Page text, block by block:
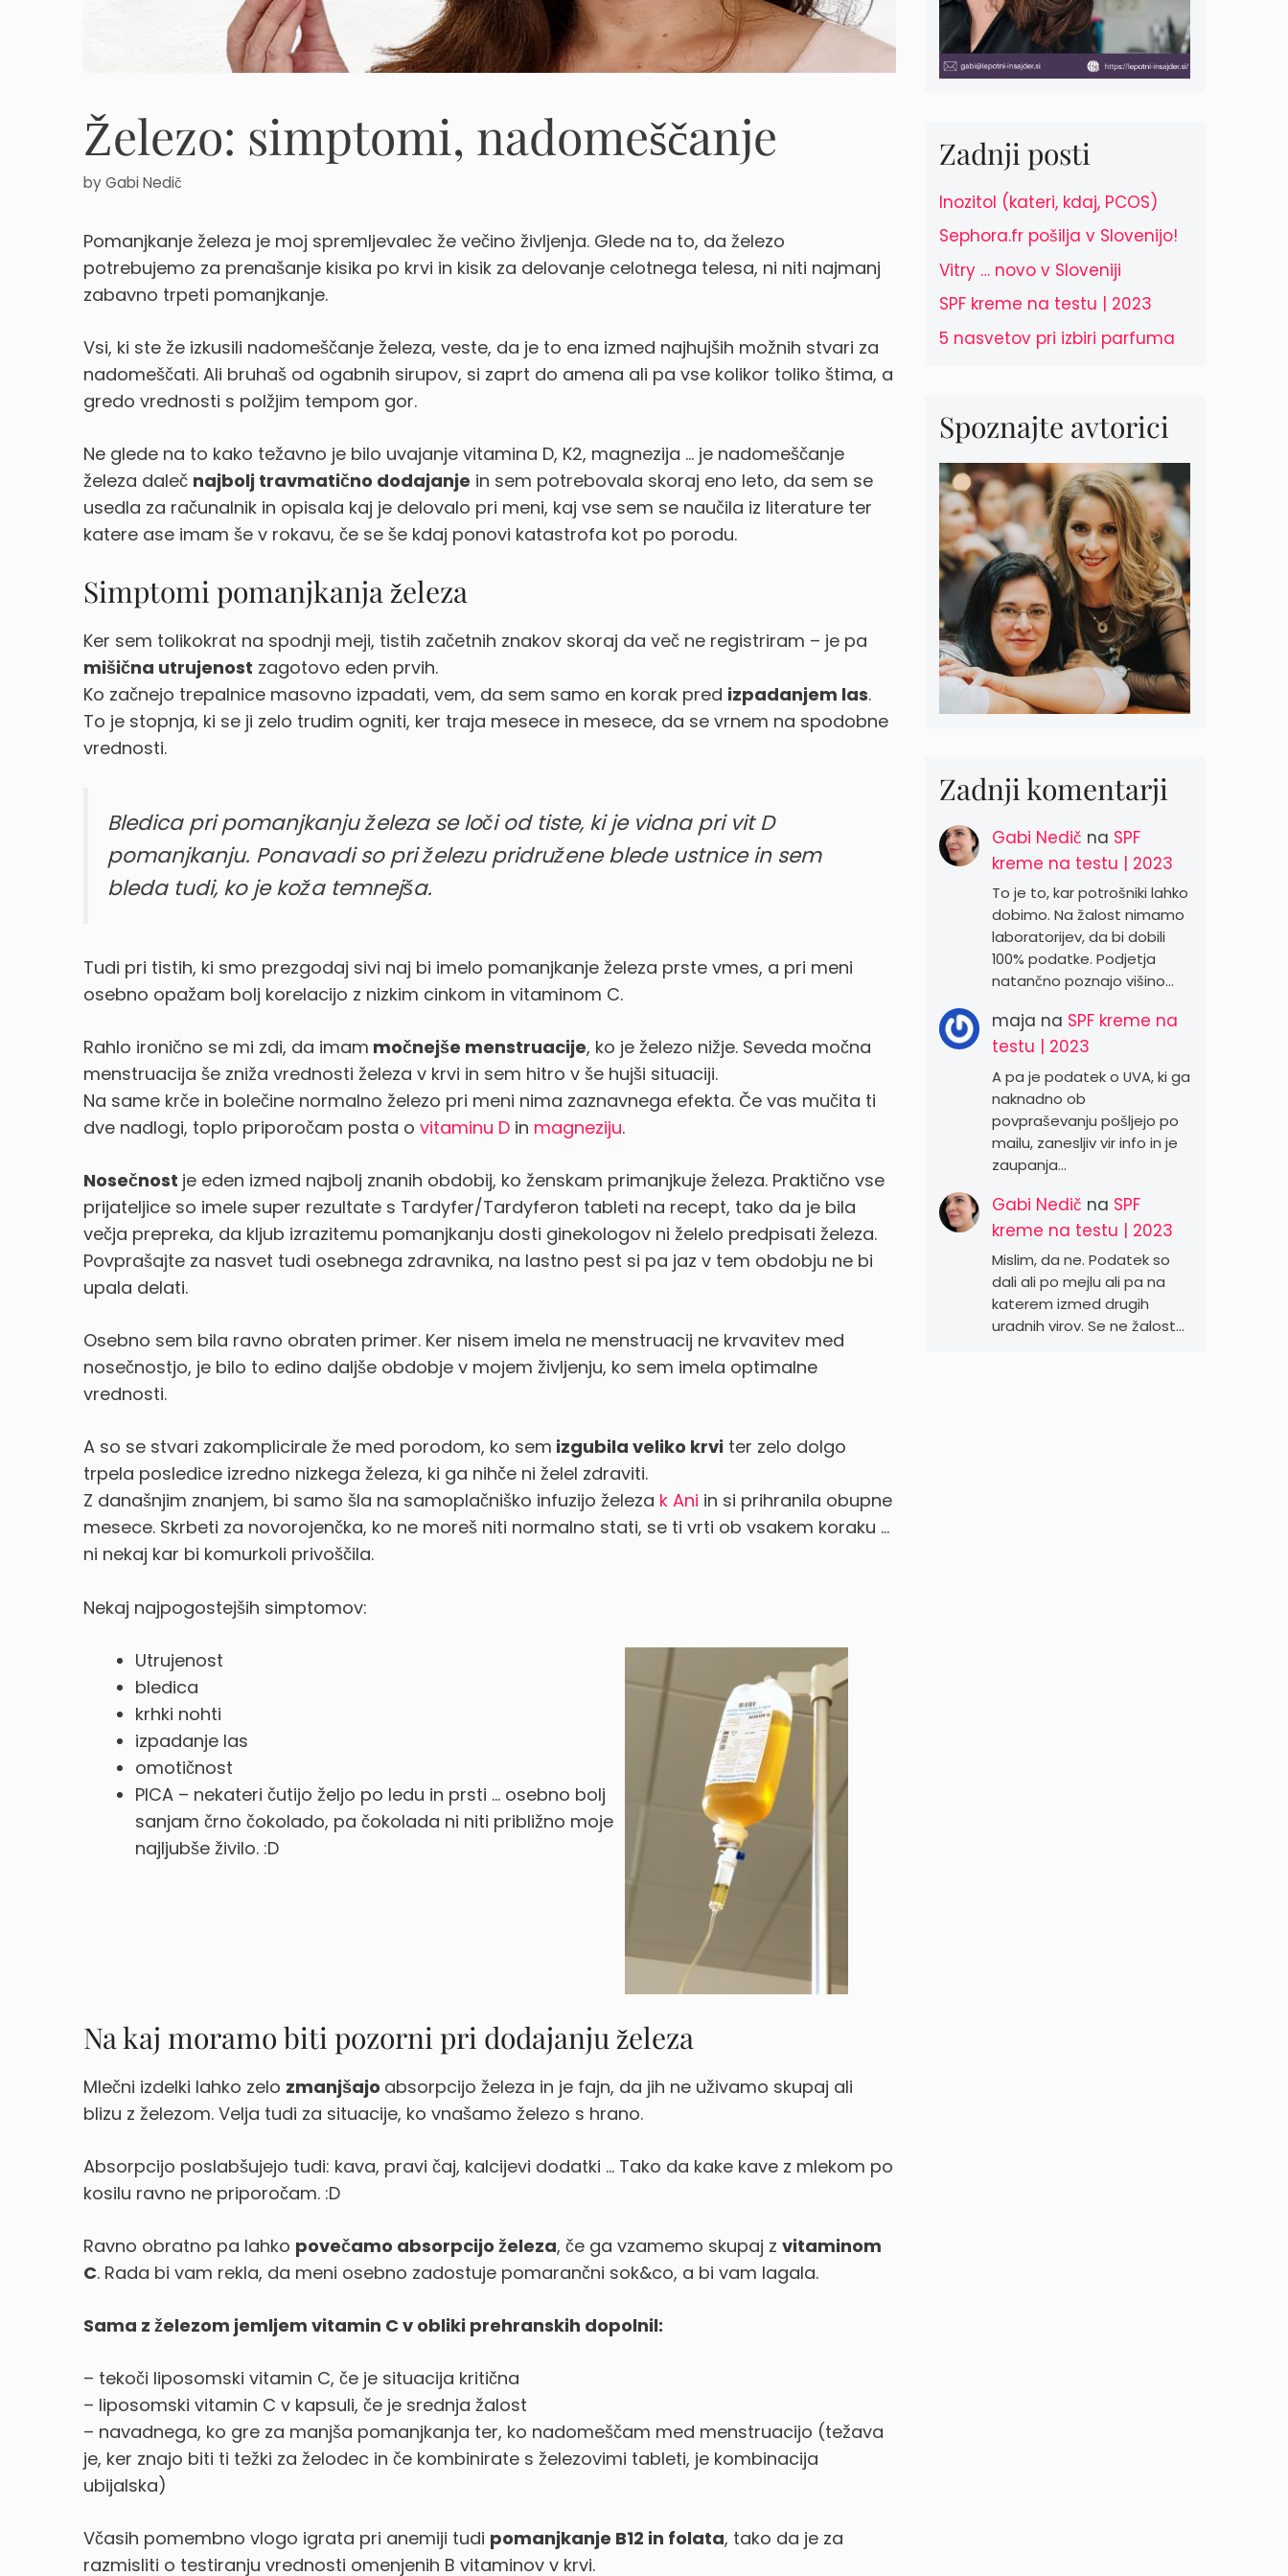
Železo: simptomi, nadomeščanje
byGabi Nedič
Pomanjkanje železa je moj spremljevalec že večino življenja. Glede na to, da železo
potrebujemo za prenašanje kisika po krvi in kisik za delovanje celotnega telesa, ni niti najmanj
zabavno trpeti pomanjkanje.
Vsi, ki ste že izkusili nadomeščanje železa, veste, da je to ena izmed najhujših možnih stvari za
nadomeščati. Ali bruhaš od ogabnih sirupov, si zaprt do amena ali pa vse kolikor toliko štima, a
gredo vrednosti s polžjim tempom gor.
Ne glede na to kako težavno je bilo uvajanje vitamina D, K2, magnezija … je nadomeščanje
železa daleč najbolj travmatično dodajanje in sem potrebovala skoraj eno leto, da sem se
usedla za računalnik in opisala kaj je delovalo pri meni, kaj vse sem se naučila iz literature ter
katere ase imam še v rokavu, če se še kdaj ponovi katastrofa kot po porodu.
Simptomi pomanjkanja železa
Ker sem tolikokrat na spodnji meji, tistih začetnih znakov skoraj da več ne registriram – je pa
mišična utrujenost zagotovo eden prvih.
Ko začnejo trepalnice masovno izpadati, vem, da sem samo en korak pred izpadanjem las.
To je stopnja, ki se ji zelo trudim ogniti, ker traja mesece in mesece, da se vrnem na spodobne
vrednosti.
Bledica pri pomanjkanju železa se loči od tiste, ki je vidna pri vit D
pomanjkanju. Ponavadi so pri železu pridružene blede ustnice in sem
bleda tudi, ko je koža temnejša.
Tudi pri tistih, ki smo prezgodaj sivi naj bi imelo pomanjkanje železa prste vmes, a pri meni
osebno opažam bolj korelacijo z nizkim cinkom in vitaminom C.
Rahlo ironično se mi zdi, da imam močnejše menstruacije, ko je železo nižje. Seveda močna
menstruacija še zniža vrednosti železa v krvi in sem hitro v še hujši situaciji.
Na same krče in bolečine normalno železo pri meni nima zaznavnega efekta. Če vas mučita ti
dve nadlogi, toplo priporočam posta o vitaminu D in magneziju.
Nosečnost je eden izmed najbolj znanih obdobij, ko ženskam primanjkuje železa. Praktično vse
prijateljice so imele super rezultate s Tardyfer/Tardyferon tableti na recept, tako da je bila
večja prepreka, da kljub izrazitemu pomanjkanju dosti ginekologov ni želelo predpisati železa.
Povprašajte za nasvet tudi osebnega zdravnika, na lastno pest si pa jaz v tem obdobju ne bi
upala delati.
Osebno sem bila ravno obraten primer. Ker nisem imela ne menstruacij ne krvavitev med
nosečnostjo, je bilo to edino daljše obdobje v mojem življenju, ko sem imela optimalne
vrednosti.
A so se stvari zakomplicirale že med porodom, ko sem izgubila veliko krvi ter zelo dolgo
trpela posledice izredno nizkega železa, ki ga nihče ni želel zdraviti.
Z današnjim znanjem, bi samo šla na samoplačniško infuzijo železa k Ani in si prihranila obupne
mesece. Skrbeti za novorojenčka, ko ne moreš niti normalno stati, se ti vrti ob vsakem koraku …
ni nekaj kar bi komurkoli privoščila.
Nekaj najpogostejših simptomov:
Utrujenost
bledica
krhki nohti
izpadanje las
omotičnost
PICA – nekateri čutijo željo po ledu in prsti … osebno bolj
sanjam črno čokolado, pa čokolada ni niti približno moje
najljubše živilo. :D
Na kaj moramo biti pozorni pri dodajanju železa
Mlečni izdelki lahko zelo zmanjšajo absorpcijo železa in je fajn, da jih ne uživamo skupaj ali
blizu z železom. Velja tudi za situacije, ko vnašamo železo s hrano.
Absorpcijo poslabšujejo tudi: kava, pravi čaj, kalcijevi dodatki … Tako da kake kave z mlekom po
kosilu ravno ne priporočam. :D
Ravno obratno pa lahko povečamo absorpcijo železa, če ga vzamemo skupaj z vitaminom
C. Rada bi vam rekla, da meni osebno zadostuje pomarančni sok&co, a bi vam lagala.
Sama z železom jemljem vitamin C v obliki prehranskih dopolnil:
– tekoči liposomski vitamin C, če je situacija kritična
– liposomski vitamin C v kapsuli, če je srednja žalost
– navadnega, ko gre za manjša pomanjkanja ter, ko nadomeščam med menstruacijo (težava
je, ker znajo biti ti težki za želodec in če kombinirate s železovimi tableti, je kombinacija
ubijalska)
Včasih pomembno vlogo igrata pri anemiji tudi pomanjkanje B12 in folata, tako da je za
razmisliti o testiranju vrednosti omenjenih B vitaminov v krvi.
Zadnji posti
Inozitol (kateri, kdaj, PCOS)
Sephora.fr pošilja v Slovenijo!
Vitry … novo v Sloveniji
SPF kreme na testu | 2023
5 nasvetov pri izbiri parfuma
Spoznajte avtorici
Zadnji komentarji
Gabi Nedič na SPF
kreme na testu | 2023
To je to, kar potrošniki lahko
dobimo. Na žalost nimamo
laboratorijev, da bi dobili
100% podatke. Podjetja
natančno poznajo višino…
maja na SPF kreme na
testu | 2023
A pa je podatek o UVA, ki ga
naknadno ob
povpraševanju pošljejo po
mailu, zanesljiv vir info in je
zaupanja…
Gabi Nedič na SPF
kreme na testu | 2023
Mislim, da ne. Podatek so
dali ali po mejlu ali pa na
katerem izmed drugih
uradnih virov. Se ne žalost…